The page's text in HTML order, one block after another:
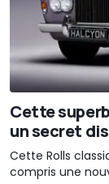
Cette
un secret
Cette Rolls
compris une